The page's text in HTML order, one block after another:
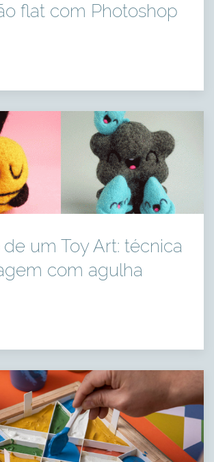
flat com Photoshop
um Toy Art: técnica
com agulha